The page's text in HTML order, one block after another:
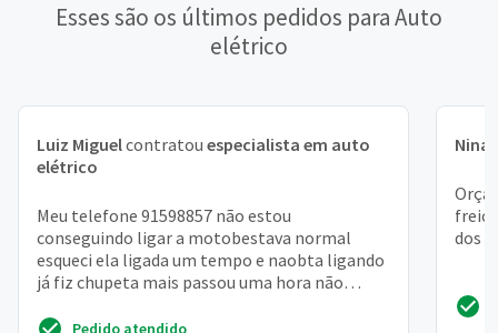
Esses são os últimos pedidos para Auto
elétrico
Luiz Miguelcontratou especialista em auto
elétrico
Meu telefone 91598857 não estou
conseguindo ligar a motobestava normal
esqueci ela ligada um tempo e naobta ligando
já fiz chupeta mais passou uma hora não
Pedido atendido
Nina
freio
dos